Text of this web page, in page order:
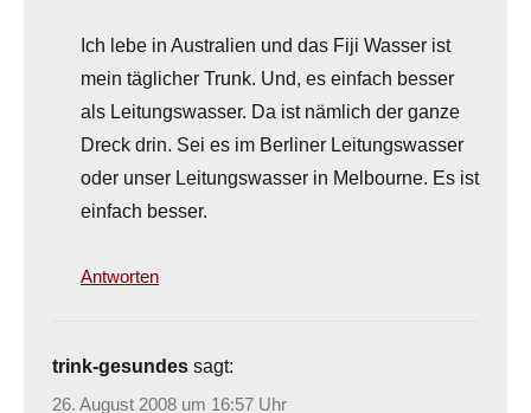
Ich lebe in Australien und das Fiji Wasser ist
mein täglicher Trunk. Und, es einfach besser
als Leitungswasser. Da ist nämlich der ganze
Dreck drin. Sei es im Berliner Leitungswasser
oder unser Leitungswasser in Melbourne. Es ist
einfach besser.
Antworten
trink-gesundes sagt:
26. August 2008 um 16:57 Uhr